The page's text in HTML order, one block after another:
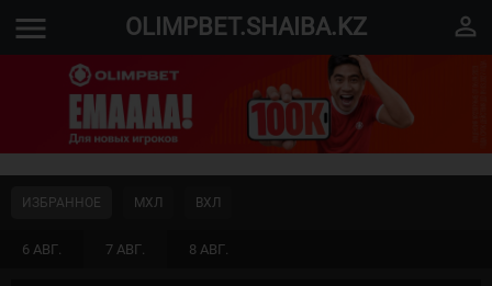
menu OLIMPBET.SHAIBA.KZ perm_identity
6 АВГ. 7 АВГ. 8 АВГ.
ИЗБРАННОЕ МХЛ ВХЛ